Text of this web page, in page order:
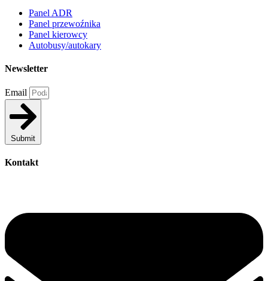
Panel ADR
Panel przewoźnika
Panel kierowcy
Autobusy/autokary
Newsletter
Email
Submit
Kontakt